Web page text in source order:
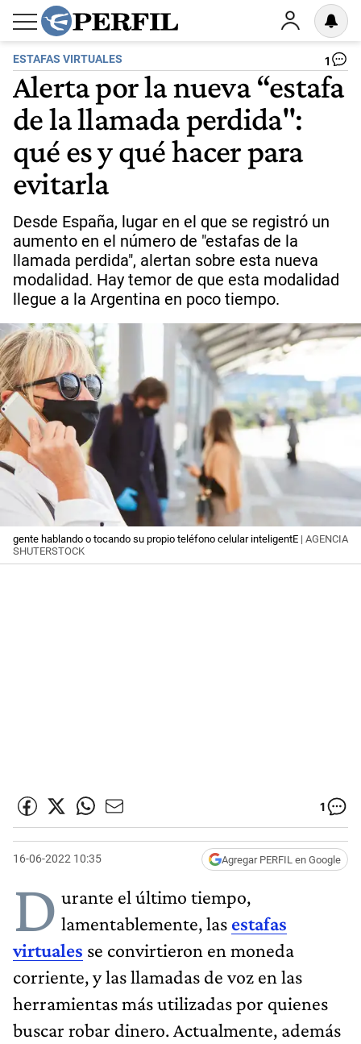
ESTAFAS VIRTUALES 1
Alerta por la nueva “estafa
de la llamada perdida":
qué es y qué hacer para
evitarla
Desde España, lugar en el que se registró un
aumento en el número de "estafas de la
llamada perdida", alertan sobre esta nueva
modalidad. Hay temor de que esta modalidad
llegue a la Argentina en poco tiempo.
gente hablando o tocando su propio teléfono celular inteligentE | AGENCIA
SHUTERSTOCK
1
16-06-2022 10:35 Agregar PERFIL en Google
D urante el último tiempo,
lamentablemente, las estafas
virtuales se convirtieron en moneda
corriente, y las llamadas de voz en las
herramientas más utilizadas por quienes
buscar robar dinero. Actualmente, además